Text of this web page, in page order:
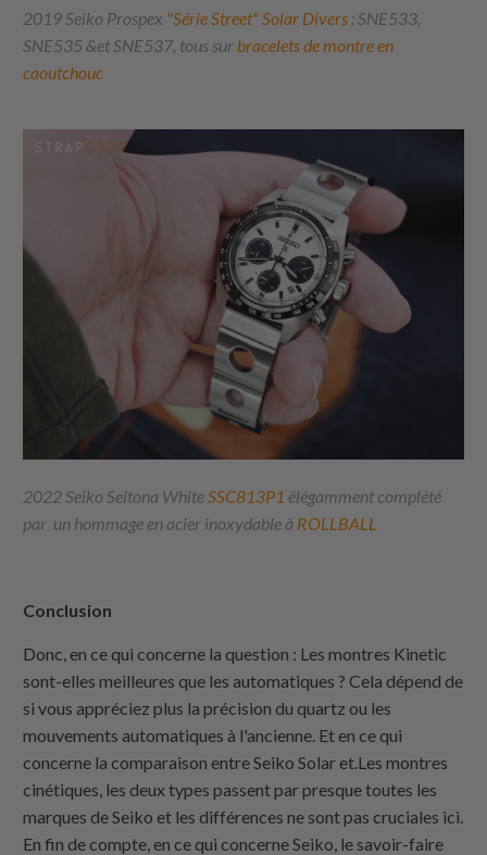
2019 Seiko Prospex "Série Street" Solar Divers : SNE533,
SNE535 &et SNE537, tous sur bracelets de montre en
caoutchouc
2022 Seiko Seitona White SSC813P1 élégamment complété
par un hommage en acier inoxydable à ROLLBALL
Conclusion
Donc, en ce qui concerne la question : Les montres Kinetic
sont-elles meilleures que les automatiques ? Cela dépend de
si vous appréciez plus la précision du quartz ou les
mouvements automatiques à l'ancienne. Et en ce qui
concerne la comparaison entre Seiko Solar et.Les montres
cinétiques, les deux types passent par presque toutes les
marques de Seiko et les différences ne sont pas cruciales ici.
En fin de compte, en ce qui concerne Seiko, le savoir-faire